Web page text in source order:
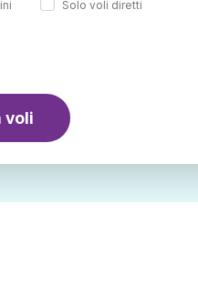
Solo voli diretti
voli